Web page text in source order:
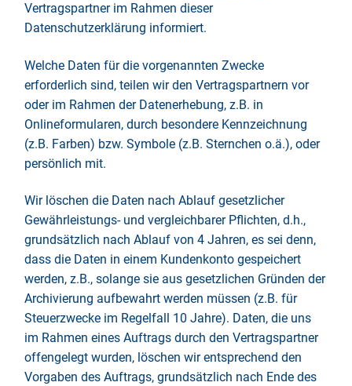
Vertragspartner im Rahmen dieser
Datenschutzerklärung informiert.
Welche Daten für die vorgenannten Zwecke
erforderlich sind, teilen wir den Vertragspartnern vor
oder im Rahmen der Datenerhebung, z.B. in
Onlineformularen, durch besondere Kennzeichnung
(z.B. Farben) bzw. Symbole (z.B. Sternchen o.ä.), oder
persönlich mit.
Wir löschen die Daten nach Ablauf gesetzlicher
Gewährleistungs- und vergleichbarer Pflichten, d.h.,
grundsätzlich nach Ablauf von 4 Jahren, es sei denn,
dass die Daten in einem Kundenkonto gespeichert
werden, z.B., solange sie aus gesetzlichen Gründen der
Archivierung aufbewahrt werden müssen (z.B. für
Steuerzwecke im Regelfall 10 Jahre). Daten, die uns
im Rahmen eines Auftrags durch den Vertragspartner
offengelegt wurden, löschen wir entsprechend den
Vorgaben des Auftrags, grundsätzlich nach Ende des